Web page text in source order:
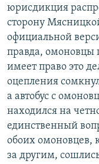
юрисдикция
сторону
официальной
правда, омоновцы
имеет право это
оцепления
а автобус с
находился на
единственный
обоих омоновцев,
за другим,